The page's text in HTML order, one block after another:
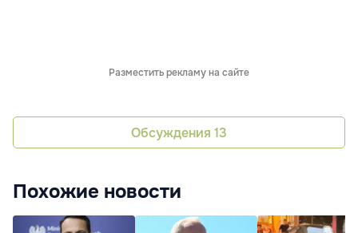
Разместить рекламу на сайте
Обсуждения 13
Похожие новости